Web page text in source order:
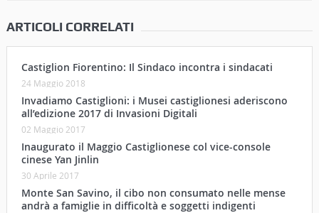
ARTICOLI CORRELATI
Castiglion Fiorentino: Il Sindaco incontra i sindacati
24 Maggio 2018
Invadiamo Castiglioni: i Musei castiglionesi aderiscono
all’edizione 2017 di Invasioni Digitali
02 Maggio 2017
Inaugurato il Maggio Castiglionese col vice-console
cinese Yan Jinlin
30 Aprile 2017
Monte San Savino, il cibo non consumato nelle mense
andrà a famiglie in difficoltà e soggetti indigenti